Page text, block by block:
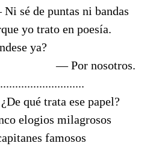
puntas ni bandas
en poesía.
ya?
nosotros.
qué trata ese papel?
milagrosos
famosos